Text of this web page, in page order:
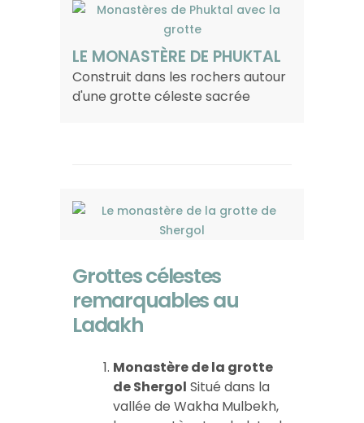
LE MONASTÈRE DE PHUKTAL
Construit dans les rochers autour
d'une grotte céleste sacrée
Grottes célestes
remarquables au
Ladakh
Monastère de la grotte
de Shergol Situé dans la
vallée de Wakha Mulbekh,